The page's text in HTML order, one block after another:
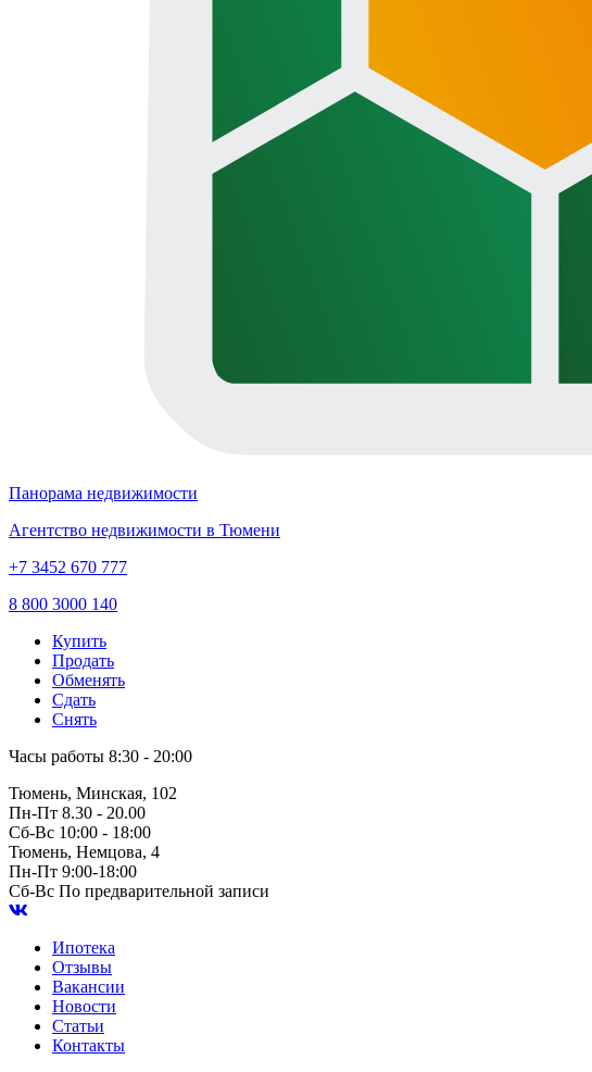
Панорама недвижимости
Агентство недвижимости в Тюмени
+7 3452 670 777
8 800 3000 140
Купить
Продать
Обменять
Сдать
Снять
Часы работы 8:30 - 20:00
Тюмень, Минская, 102
Пн-Пт 8.30 - 20.00
Сб-Вс 10:00 - 18:00
Тюмень, Немцова, 4
Пн-Пт 9:00-18:00
Сб-Вс По предварительной записи
Ипотека
Отзывы
Вакансии
Новости
Статьи
Контакты